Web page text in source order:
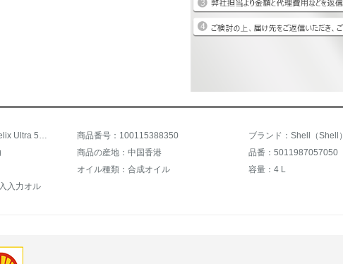
商品番号：100115388350
ブランド：Shell（Shell）
商品の産地：中国香港
品番：5011987057050
オイル種類：合成オイル
容量：4 L
入力オル